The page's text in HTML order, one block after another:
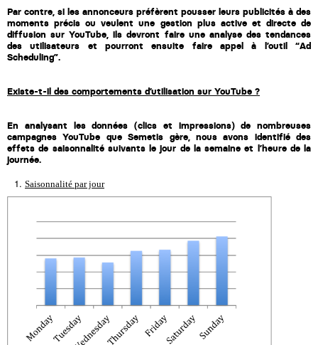
Lotte Vranckx
Louis Nassogne
Manon Houppertz
Margaux Marien
Margaux Snakkers
Mathias Segers
Ninon Chevalier
Sebastiaan Reeskamp
Par contre, si les annonceurs préfèrent pousser leurs publicités à des
moments précis ou veulent une gestion plus active et directe de
diffusion sur YouTube, ils devront faire une analyse des tendances
des utilisateurs et pourront ensuite faire appel à l’outil “Ad
Scheduling”.
Existe-t-il des comportements d’utilisation sur YouTube ?
En analysant les données (clics et impressions) de nombreuses
campagnes YouTube que Semetis gère, nous avons identifié des
effets de saisonnalité suivants le jour de la semaine et l’heure de la
journée.
Saisonnalité par jour